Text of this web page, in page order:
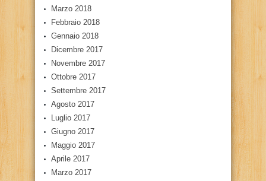
Marzo 2018
Febbraio 2018
Gennaio 2018
Dicembre 2017
Novembre 2017
Ottobre 2017
Settembre 2017
Agosto 2017
Luglio 2017
Giugno 2017
Maggio 2017
Aprile 2017
Marzo 2017